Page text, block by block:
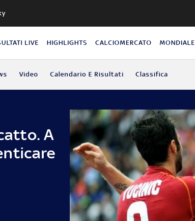
LIVE HIGHLIGHTS CALCIOMERCATO MONDIALE
Video Calendario E Risultati Classifica
A